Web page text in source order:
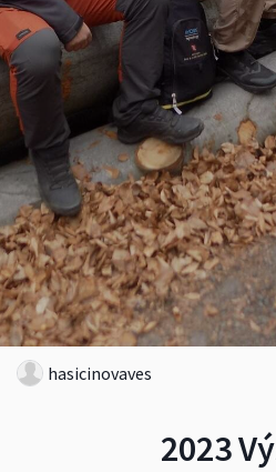
2023
hasicinovaves